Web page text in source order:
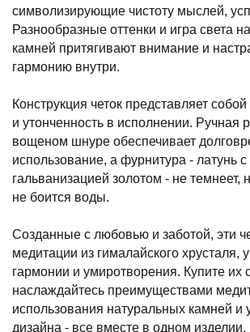
символизирующие чистоту мыслей,
Разнообразные оттенки и игра света
камней притягивают внимание и
гармонию внутри.
Конструкция четок представляет
и утонченность в исполнении. Ручная
вощеном шнуре обеспечивает
использование, а фурнитура - латунь с
гальванизацией золотом - не темнеет,
не боится воды.
Созданные с любовью и заботой, эти
медитации из гималайского хрусталя,
гармонии и умиротворения. Купите их
наслаждайтесь преимуществами
использования натуральных камней и
дизайна - все вместе в одном изделии.